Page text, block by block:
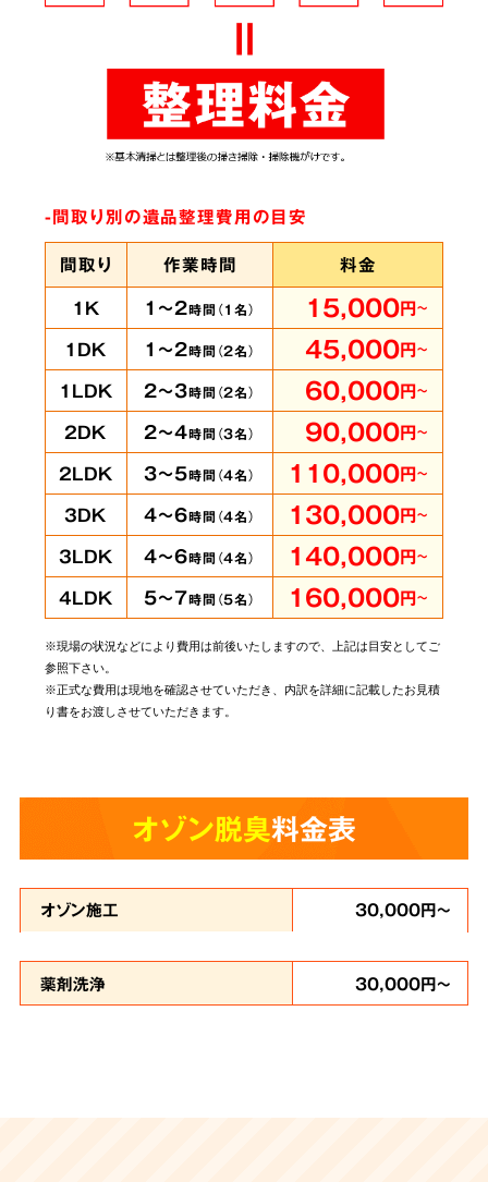
-間取り別の遺品整理費用の目安
間取り
作業時間
料金
1K
1～2時間（1名） 15,000円～
1DK 1～2時間（2名） 45,000円～
1LDK 2～3時間（2名） 60,000円～
2DK 2～4時間（3名） 90,000円～
2LDK 3～5時間（4名） 110,000円～
3DK 4～6時間（4名） 130,000円～
3LDK 4～6時間（4名） 140,000円～
4LDK 5～7時間（5名） 160,000円～
※現場の状況などにより費用は前後いたしますので、上記は目安としてご
参照下さい。
※正式な費用は現地を確認させていただき、内訳を詳細に記載したお見積
り書をお渡しさせていただきます。
オゾン脱臭料金表
オゾン施工 30,000円～
薬剤洗浄 30,000円～